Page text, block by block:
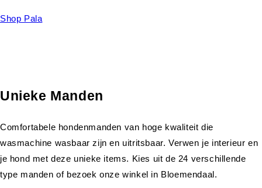
Shop Pala
Unieke Manden
Comfortabele hondenmanden van hoge kwaliteit die
wasmachine wasbaar zijn en uitritsbaar. Verwen je interieur en
je hond met deze unieke items. Kies uit de 24 verschillende
type manden of bezoek onze winkel in Bloemendaal.